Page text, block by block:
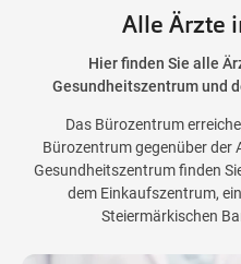
Alle Ärzte
Hier finden Sie alle
Gesundheitszentrum und
Das Bürozentrum
Bürozentrum gegenüber der
Gesundheitszentrum finden
dem Einkaufszentrum,
Steiermärkischen